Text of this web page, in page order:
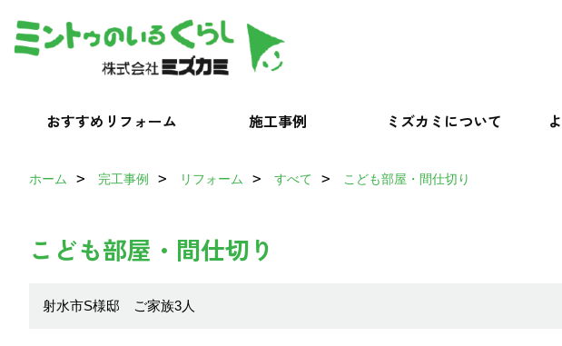
おすすめリフォーム 施工事例 ミズカミについて
ホーム 完工事例 リフォーム すべて こども部屋・間仕切り
こども部屋・間仕切り
射水市S様邸 ご家族3人